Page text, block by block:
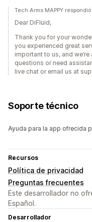
Tech Arms MAPPY
Dear DiFluid,
Thank you for your
you experienced great
important to us, and
questions or need
live chat or email us at
Soporte técnico
Ayuda para la app ofrecida
Recursos
Política de privacidad
Preguntas frecuentes
Este desarrollador no
Español.
Desarrollador